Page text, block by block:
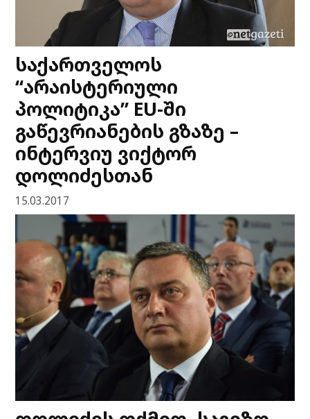
საქართველოს
“არაისტერიული
პოლიტიკა” EU-ში
გაწევრიანების გზაზე –
ინტერვიუ ვიქტორ
დოლიძესთან
15.03.2017